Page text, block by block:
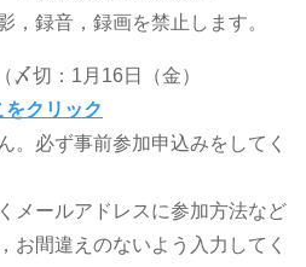
録音，録画を禁止します。
〆切：1月16日（金）
をクリック
必ず事前参加申込みをしてく
メールアドレスに参加方法など
お間違えのないよう入力してく